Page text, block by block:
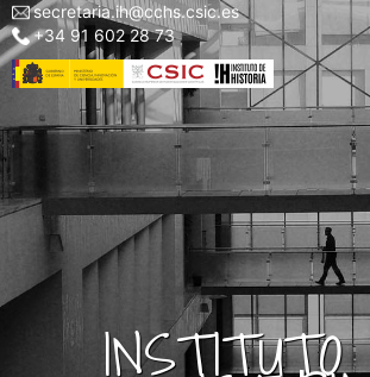
Pasar
al
contenido
Menu
top
left
secretaria.ih@cchs.csic.es
+34 91 602 28 73